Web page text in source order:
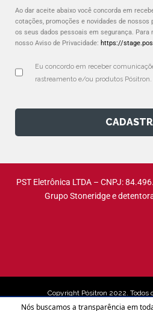
Ao dar aceite abaixo você concorda em
cotações, promoções e novidades de
os seus dados pessoais em segurança.
nosso Aviso de Privacidade: https://
Eu concordo em receber
rastreamento e/ou produtos Pósitron.
PST Eletrônica LTDA – CNPJ:
Grupo Stoneridge e
Copyright Pósitron 2022. Todos
Nós buscamos a transparência em